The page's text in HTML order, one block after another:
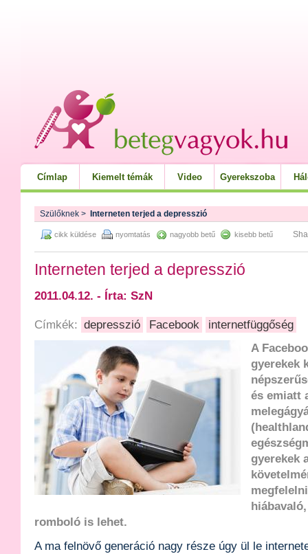
Címlap Kiemelt témák Video Gyerekszoba
Szülőknek > Interneten terjed a depresszió
cikk küldése nyomtatás nagyobb betű kisebb betű
Interneten terjed a depresszió
2011.04.12. - Írta: SzN
Címkék: depresszió Facebook
internetfüggőség
A
gyerekek
és emiatt
gyerekek
romboló is lehet.
A ma felnövő generáció nagy része úgy ül le